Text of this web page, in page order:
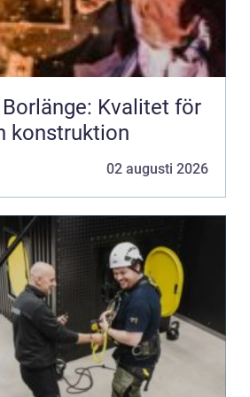
Kvalitet för
konstruktion
02 augusti 2026